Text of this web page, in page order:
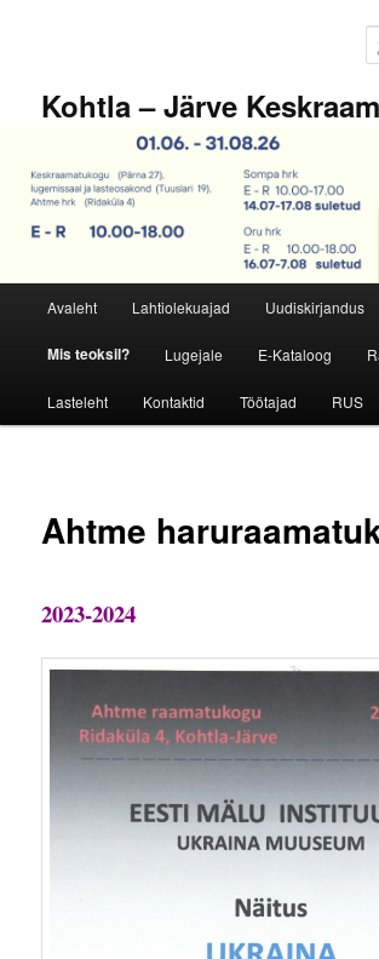
Kohtla – Järve
Avaleht Lahtiolekuajad Uudiskirjandus
Mis teoksil? Lugejale E-Kataloog
Lasteleht Kontaktid Töötajad RUS
Ahtme
2023-2024